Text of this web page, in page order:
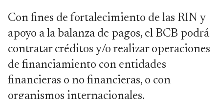
Con fines de fortalecimiento de las RIN y
apoyo a la balanza de pagos, el BCB podrá
contratar créditos y/o realizar operaciones
de financiamiento con entidades
financieras o no financieras, o con
organismos internacionales.